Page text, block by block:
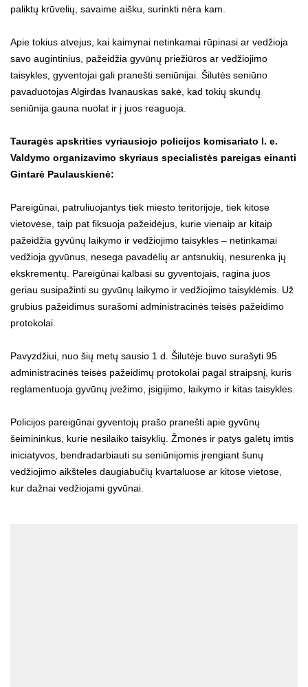
paliktų krūvelių, savaime aišku, surinkti nėra kam.
Apie tokius atvejus, kai kaimynai netinkamai rūpinasi ar vedžioja
savo augintinius, pažeidžia gyvūnų priežiūros ar vedžiojimo
taisykles, gyventojai gali pranešti seniūnijai. Šilutės seniūno
pavaduotojas Algirdas Ivanauskas sakė, kad tokių skundų
seniūnija gauna nuolat ir į juos reaguoja.
Tauragės apskrities vyriausiojo policijos komisariato l. e.
Valdymo organizavimo skyriaus specialistės pareigas einanti
Gintarė Paulauskienė:
Pareigūnai, patruliuojantys tiek miesto teritorijoje, tiek kitose
vietovėse, taip pat fiksuoja pažeidėjus, kurie vienaip ar kitaip
pažeidžia gyvūnų laikymo ir vedžiojimo taisykles – netinkamai
vedžioja gyvūnus, nesega pavadėlių ar antsnukių, nesurenka jų
ekskrementų. Pareigūnai kalbasi su gyventojais, ragina juos
geriau susipažinti su gyvūnų laikymo ir vedžiojimo taisyklėmis. Už
grubius pažeidimus surašomi administracinės teisės pažeidimo
protokolai.
Pavyzdžiui, nuo šių metų sausio 1 d. Šilutėje buvo surašyti 95
administracinės teisės pažeidimų protokolai pagal straipsnį, kuris
reglamentuoja gyvūnų įvežimo, įsigijimo, laikymo ir kitas taisykles.
Policijos pareigūnai gyventojų prašo pranešti apie gyvūnų
šeimininkus, kurie nesilaiko taisyklių. Žmonės ir patys galėtų imtis
iniciatyvos, bendradarbiauti su seniūnijomis įrengiant šunų
vedžiojimo aikšteles daugiabučių kvartaluose ar kitose vietose,
kur dažnai vedžiojami gyvūnai.